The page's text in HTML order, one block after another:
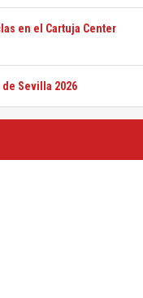
en el Cartuja Center
Sevilla 2026